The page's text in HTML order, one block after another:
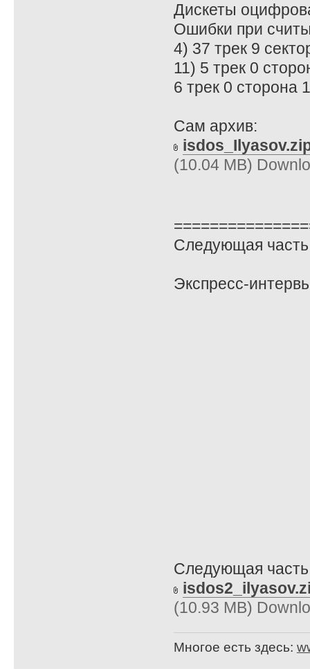
Дискеты
Ошибки при
4) 37 трек 9
11) 5 трек 0
6 трек 0 сторона
Сам архив:
(10.04 MB)
Следующая часть
Экспресс-
Следующая
(10.93 MB)
Многое есть здесь: